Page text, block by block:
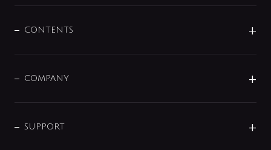
その他
センサー・タッチ水栓
単水栓
分岐
CONTENTS
COMPANY
企業理念
SUPPORT